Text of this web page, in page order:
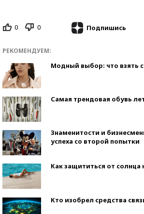
0 0 Подпишись
РЕКОМЕНДУЕМ:
Модный выбор: что взять с
Самая трендовая обувь
Знаменитости и
успеха со второй попытки
Как защититься от солнца
Кто изобрел средства